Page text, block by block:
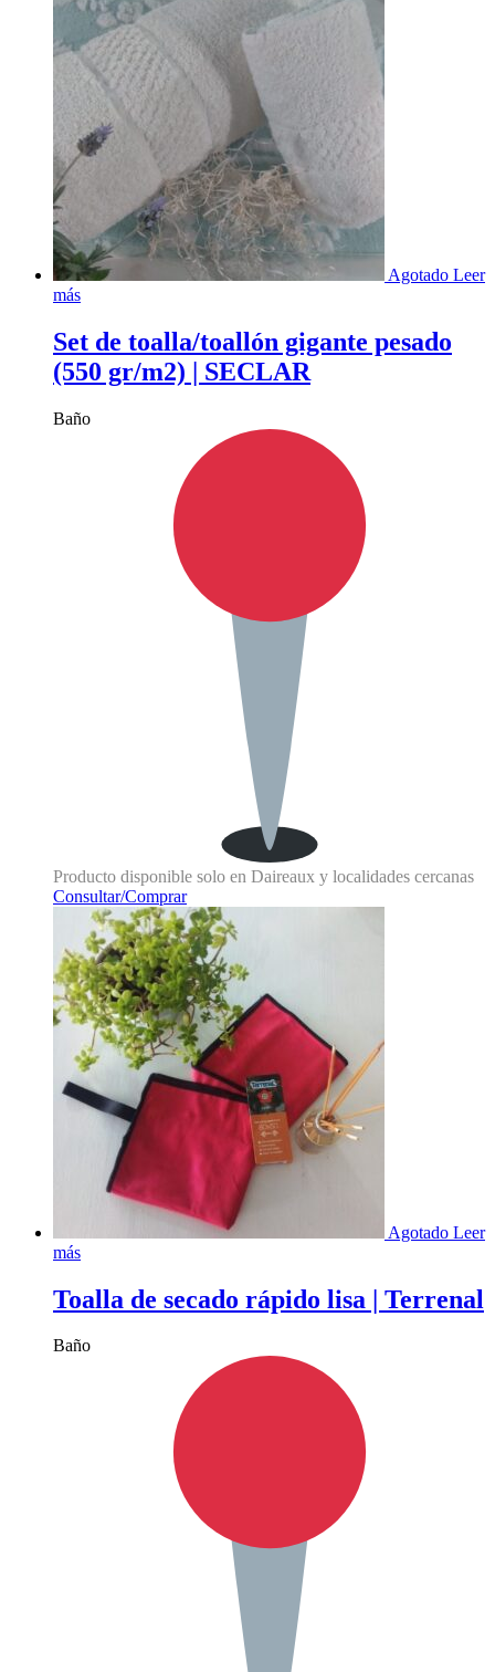
Agotado Leer
más
Set de toalla/toallón gigante pesado
(550 gr/m2) | SECLAR
Baño
Producto disponible solo en Daireaux y localidades cercanas
Consultar/Comprar
Agotado Leer
más
Toalla de secado rápido lisa | Terrenal
Baño